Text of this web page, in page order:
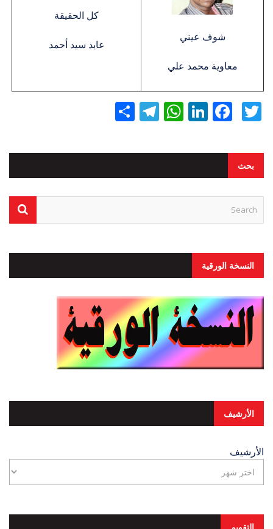
شوف عيني
معاوية محمد علي
كل الحقيقة
عابد سيد أحمد
Twitter
Facebook
LinkedIn
WhatsApp
Telegram
بحث
النسخة الورقية
الأرشيف
الأرشيف